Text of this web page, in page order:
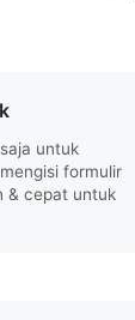
untuk
formulir
& cepat untuk